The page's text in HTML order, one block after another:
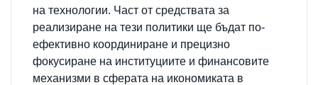
на технологии. Част от средствата за
реализиране на тези политики ще бъдат по-
ефективно координиране и прецизно
фокусиране на институциите и финансовите
механизми в сферата на икономиката в